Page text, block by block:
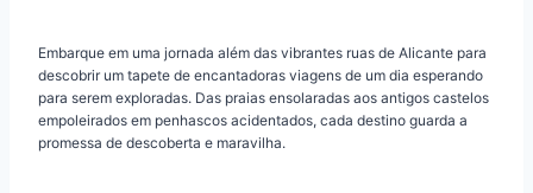
Embarque em uma jornada além das vibrantes ruas de Alicante para
descobrir um tapete de encantadoras viagens de um dia esperando
para serem exploradas. Das praias ensolaradas aos antigos castelos
empoleirados em penhascos acidentados, cada destino guarda a
promessa de descoberta e maravilha.